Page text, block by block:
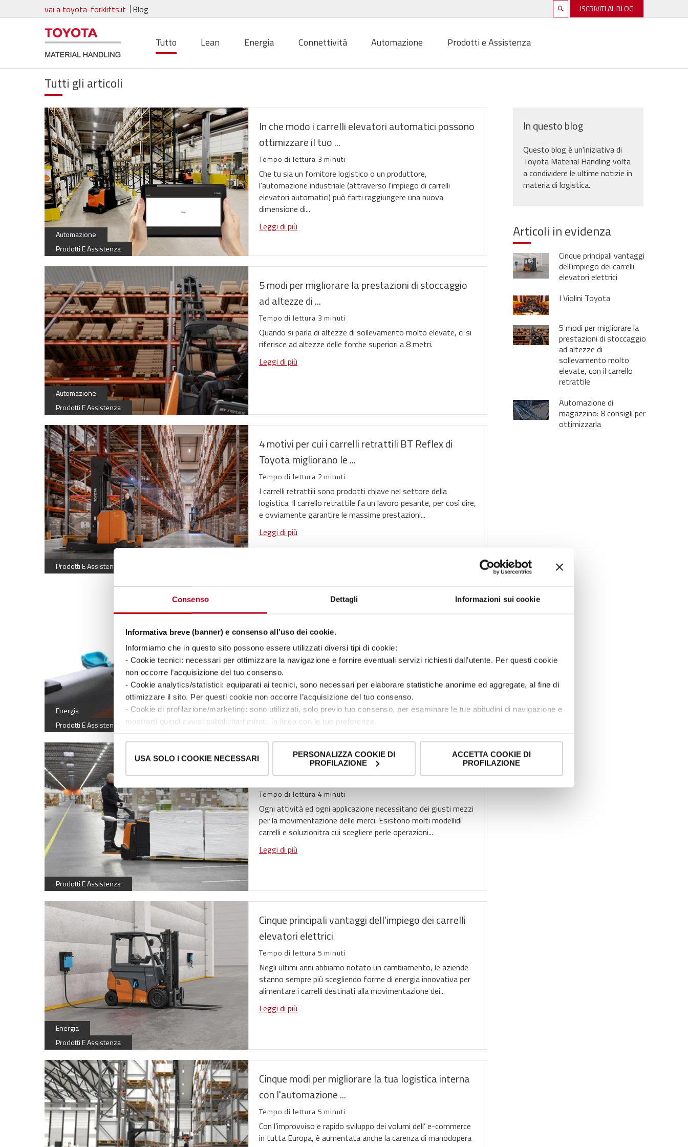
Consenso Dettagli Informazioni sui cookie
Informativa breve (banner) e consenso all’uso dei cookie.
Informiamo che in questo sito possono essere utilizzati diversi tipi di cookie:
- Cookie tecnici: necessari per ottimizzare la navigazione e fornire eventuali servizi richiesti dall’utente. Per questi cookie
non occorre l’acquisizione del tuo consenso.
- Cookie analytics/statistici: equiparati ai tecnici, sono necessari per elaborare statistiche anonime ed aggregate, al fine di
ottimizzare il sito. Per questi cookie non occorre l’acquisizione del tuo consenso.
- Cookie di profilazione/marketing: sono utilizzati, solo previo tuo consenso, per esaminare le tue abitudini di navigazione e
mostrarti quindi avvisi pubblicitari mirati, in linea con le tue preferenze.
permanere dei soli cookie tecnici ed analytics, per i quali non occorre il tuo consenso. Potrai comunque modificare le tue
USA SOLO I COOKIE NECESSARI
PERSONALIZZA COOKIE DI
PROFILAZIONE
ACCETTA COOKIE DI
PROFILAZIONE
vai a toyota-forklifts.it Blog ISCRIVITI AL BLOG
Tutto Lean Energia Connettività Automazione Prodotti e Assistenza
Tutti gli articoli
Lean
Automazione
Prodotti E Assistenza
In che modo i carrelli elevatori automatici possono
ottimizzare il tuo ...
Tempo di lettura 3 minuti
Che tu sia un fornitore logistico o un produttore,
l’automazione industriale (attraverso l'impiego di carrelli
elevatori automatici) può farti raggiungere una nuova
dimensione di...
Leggi di più
Lean
Automazione
Prodotti E Assistenza
5 modi per migliorare la prestazioni di stoccaggio
ad altezze di ...
Tempo di lettura 3 minuti
Quando si parla di altezze di sollevamento molto elevate, ci si
riferisce ad altezze delle forche superiori a 8 metri.
Leggi di più
Prodotti E Assistenza
4 motivi per cui i carrelli retrattili BT Reflex di
Toyota migliorano le ...
Tempo di lettura 2 minuti
I carrelli retrattili sono prodotti chiave nel settore della
logistica. Il carrello retrattile fa un lavoro pesante, per così dire,
e ovviamente garantire le massime prestazioni...
Leggi di più
Energia
Prodotti E Assistenza
Perchè le batterie agli ioni di litio sono utili per le
operazioni su un ...
Tempo di lettura 5 minuti
Probabilmente ti starai chiedendo se vale la pena investire nelle
batterie agli ioni di litio per coprire le operazioni su un solo
turno: decisamente sì. Da quando questa...
Leggi di più
Prodotti E Assistenza
Come scegliere il giusto carrello elevatore per il
Retail
Tempo di lettura 4 minuti
Ogni attività ed ogni applicazione necessitano dei giusti mezzi
per la movimentazione delle merci. Esistono molti modellidi
carrelli e soluzionitra cui scegliere perle operazioni...
Leggi di più
Energia
Prodotti E Assistenza
Cinque principali vantaggi dell’impiego dei carrelli
elevatori elettrici
Tempo di lettura 5 minuti
Negli ultimi anni abbiamo notato un cambiamento, le aziende
stanno sempre più scegliendo forme di energia innovativa per
alimentare i carrelli destinati alla movimentazione dei...
Leggi di più
Cinque modi per migliorare la tua logistica interna
con l'automazione ...
Tempo di lettura 5 minuti
Con l’improvviso e rapido sviluppo dei volumi dell’ e-commerce
in tutta Europa, è aumentata anche la carenza di manodopera
In questo blog
Questo blog è un'iniziativa di
Toyota Material Handling volta
a condividere le ultime notizie in
materia di logistica.
Articoli in evidenza
Cinque principali vantaggi
dell’impiego dei carrelli
elevatori elettrici
I Violini Toyota
5 modi per migliorare la
prestazioni di stoccaggio
ad altezze di
sollevamento molto
elevate, con il carrello
retrattile
Automazione di
magazzino: 8 consigli per
ottimizzarla